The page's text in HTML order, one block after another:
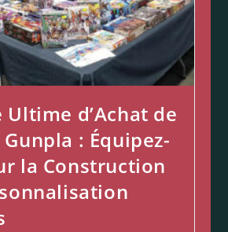
Ultime d’Achat de
: Équipez-
la Construction